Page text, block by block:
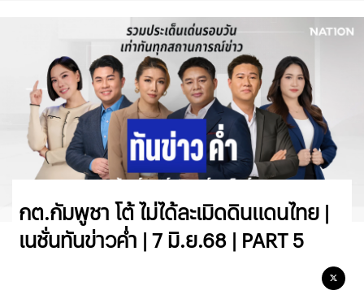
กต.กัมพูชา โต้ ไม่ได้ละเมิดดินแดนไทย |
เนชั่นทันข่าวค่ำ | 7 มิ.ย.68 | PART 5